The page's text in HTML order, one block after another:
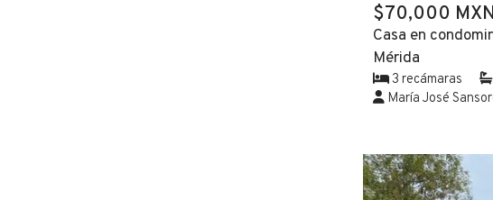
$70,000
Casa en
Mérida
3 recámaras
María José